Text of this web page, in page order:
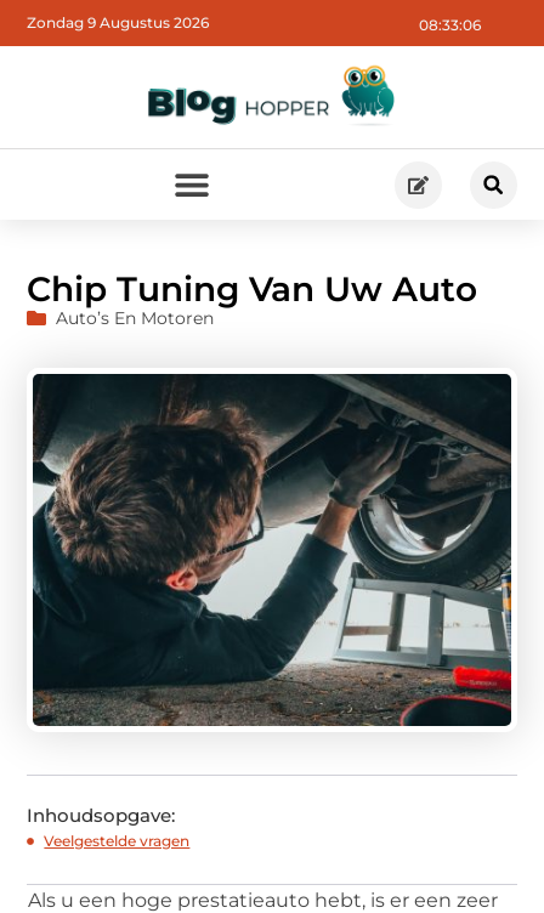
08:33:07
Zondag 9 Augustus 2026
Chip Tuning Van Uw Auto
Auto’s En Motoren
Inhoudsopgave:
Veelgestelde vragen
Als u een hoge prestatieauto hebt, is er een zeer